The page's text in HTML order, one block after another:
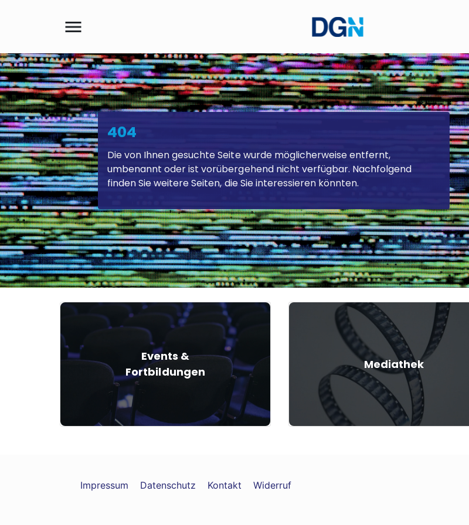
Themengebiet
Suche Zurücksetzen
menu
404
Die von Ihnen gesuchte Seite wurde möglicherweise entfernt,
umbenannt oder ist vorübergehend nicht verfügbar. Nachfolgend
finden Sie weitere Seiten, die Sie interessieren könnten.
Events &
Fortbildungen
Mediathek
Impressum Datenschutz Kontakt Widerruf